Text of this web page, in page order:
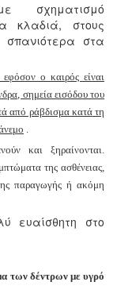
σχηματισμό
κλαδιά, στους
στα
ο καιρός είναι
σημεία εισόδου του
από ράβδισμα κατά τη
.
και ξηραίνονται.
της ασθένειας,
παραγωγής ή ακόμη
ευαίσθητη στο
των δέντρων με υγρό